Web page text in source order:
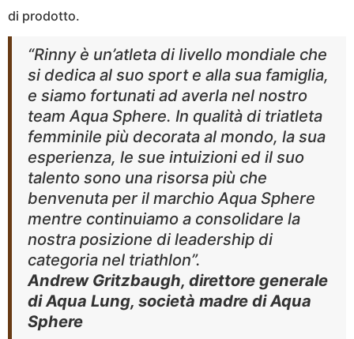
di prodotto.
“Rinny è un’atleta di livello mondiale che
si dedica al suo sport e alla sua famiglia,
e siamo fortunati ad averla nel nostro
team Aqua Sphere. In qualità di triatleta
femminile più decorata al mondo, la sua
esperienza, le sue intuizioni ed il suo
talento sono una risorsa più che
benvenuta per il marchio Aqua Sphere
mentre continuiamo a consolidare la
nostra posizione di leadership di
categoria nel triathlon”.
Andrew Gritzbaugh, direttore generale
di Aqua Lung, società madre di Aqua
Sphere